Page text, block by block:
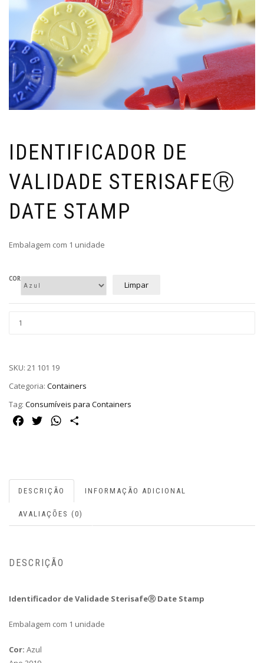
IDENTIFICADOR DE
VALIDADE STERISAFEⓇ
DATE STAMP
Embalagem com 1 unidade
COR
Limpar
SKU: 21 101 19
Categoria: Containers
Tag: Consumíveis para Containers
FacebookTwitterWhatsApp
DESCRIÇÃO INFORMAÇÃO ADICIONAL
AVALIAÇÕES (0)
DESCRIÇÃO
Identificador de Validade SterisafeⓇ Date Stamp
Embalagem com 1 unidade
Cor: Azul